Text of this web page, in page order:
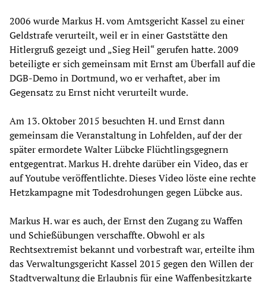
2006 wurde Markus H. vom Amtsgericht Kassel zu einer
Geldstrafe verurteilt, weil er in einer Gaststätte den
Hitlergruß gezeigt und „Sieg Heil“ gerufen hatte. 2009
beteiligte er sich gemeinsam mit Ernst am Überfall auf die
DGB-Demo in Dortmund, wo er verhaftet, aber im
Gegensatz zu Ernst nicht verurteilt wurde.
Am 13. Oktober 2015 besuchten H. und Ernst dann
gemeinsam die Veranstaltung in Lohfelden, auf der der
später ermordete Walter Lübcke Flüchtlingsgegnern
entgegentrat. Markus H. drehte darüber ein Video, das er
auf Youtube veröffentlichte. Dieses Video löste eine rechte
Hetzkampagne mit Todesdrohungen gegen Lübcke aus.
Markus H. war es auch, der Ernst den Zugang zu Waffen
und Schießübungen verschaffte. Obwohl er als
Rechtsextremist bekannt und vorbestraft war, erteilte ihm
das Verwaltungsgericht Kassel 2015 gegen den Willen der
Stadtverwaltung die Erlaubnis für eine Waffenbesitzkarte